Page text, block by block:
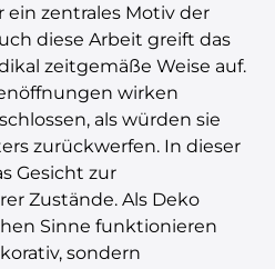
ein zentrales Motiv der
diese Arbeit greift das
zeitgemäße Weise auf.
wirken
als würden sie
zurückwerfen. In dieser
Gesicht zur
Zustände. Als Deko
Sinne funktionieren
sondern